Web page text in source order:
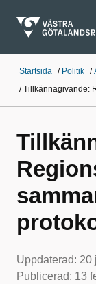
Startsida / Politik /
/Tillkännagivande:
Uppdaterad: 20
Publicerad: 13